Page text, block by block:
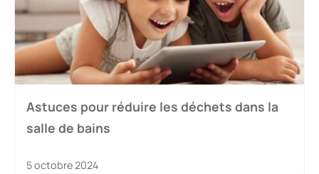
Astuces pour réduire les déchets dans la
salle de bains
5 octobre 2024